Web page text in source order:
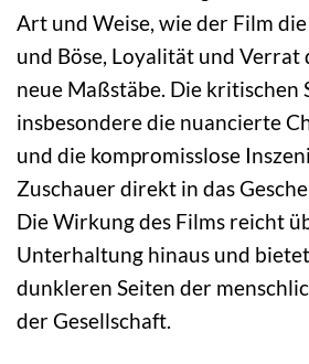
Art und Weise, wie der Film
und Böse, Loyalität und Verrat
neue Maßstäbe. Die kritischen
insbesondere die nuancierte
und die kompromisslose
Zuschauer direkt in das
Die Wirkung des Films reicht
Unterhaltung hinaus und
dunkleren Seiten der
der Gesellschaft.